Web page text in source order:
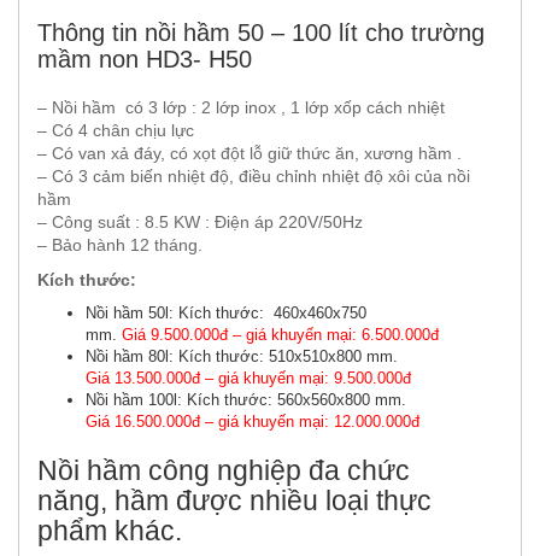
Thông tin nồi hầm 50 – 100 lít cho trường
mầm non HD3- H50
– Nồi hầm có 3 lớp : 2 lớp inox , 1 lớp xốp cách nhiệt
– Có 4 chân chịu lực
– Có van xả đáy, có xọt đột lỗ giữ thức ăn, xương hầm .
– Có 3 cảm biến nhiệt độ, điều chỉnh nhiệt độ xôi của nồi
hầm
– Công suất : 8.5 KW : Điện áp 220V/50Hz
– Bảo hành 12 tháng.
Kích thước:
Nồi hầm 50l: Kích thước: 460x460x750
mm. Giá 9.500.000đ – giá khuyến mại: 6.500.000đ
Nồi hầm 80l: Kích thước: 510x510x800 mm.
Giá 13.500.000đ – giá khuyến mại: 9.500.000đ
Nồi hầm 100l: Kích thước: 560x560x800 mm.
Giá 16.500.000đ – giá khuyến mại: 12.000.000đ
Nồi hầm công nghiệp đa chức
năng, hầm được nhiều loại thực
phẩm khác.